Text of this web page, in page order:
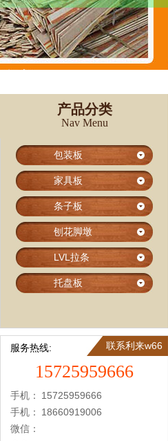
产品分类
Nav Menu
包装板
家具板
条子板
刨花脚墩
LVL拉条
托盘板
服务热线: 联系利来w66
15725959666
手机：
15725959666
手机：
18660919006
微信：